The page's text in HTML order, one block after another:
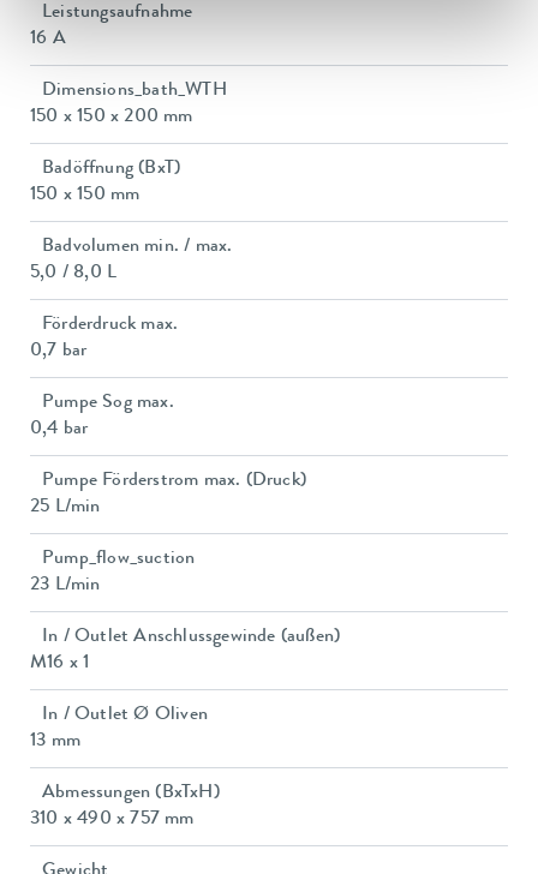
Leistungsaufnahme
16 A
Dimensions_bath_WTH
150 x 150 x 200 mm
Badöffnung (BxT)
150 x 150 mm
Badvolumen min. / max.
5,0 / 8,0 L
Förderdruck max.
0,7 bar
Pumpe Sog max.
0,4 bar
Pumpe Förderstrom max. (Druck)
25 L/min
Pump_flow_suction
23 L/min
In / Outlet Anschlussgewinde (außen)
M16 x 1
In / Outlet Ø Oliven
13 mm
Abmessungen (BxTxH)
310 x 490 x 757 mm